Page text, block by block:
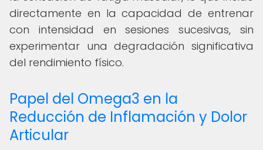
directamente en la capacidad de entrenar
con intensidad en sesiones sucesivas, sin
experimentar una degradación significativa
del rendimiento físico.
Papel del Omega3 en la
Reducción de Inflamación y Dolor
Articular